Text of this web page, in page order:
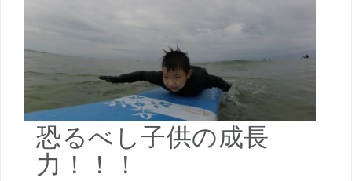
恐るべし子供の成長
力！！！